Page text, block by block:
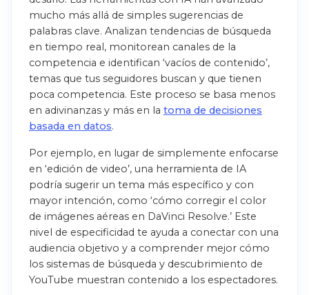
mucho más allá de simples sugerencias de
palabras clave. Analizan tendencias de búsqueda
en tiempo real, monitorean canales de la
competencia e identifican ‘vacíos de contenido’,
temas que tus seguidores buscan y que tienen
poca competencia. Este proceso se basa menos
en adivinanzas y más en la toma de decisiones
basada en datos.
Por ejemplo, en lugar de simplemente enfocarse
en ‘edición de video’, una herramienta de IA
podría sugerir un tema más específico y con
mayor intención, como ‘cómo corregir el color
de imágenes aéreas en DaVinci Resolve.’ Este
nivel de especificidad te ayuda a conectar con una
audiencia objetivo y a comprender mejor cómo
los sistemas de búsqueda y descubrimiento de
YouTube muestran contenido a los espectadores.